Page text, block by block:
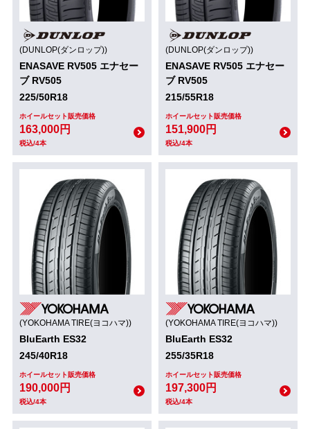
(DUNLOP(ダンロップ))
ENASAVE RV505 エナセー
ブ RV505
225/50R18
ホイールセット販売価格
163,000円
税込/4本
(DUNLOP(ダンロップ))
ENASAVE RV505 エナセー
ブ RV505
215/55R18
ホイールセット販売価格
151,900円
税込/4本
(YOKOHAMA TIRE(ヨコハマ))
BluEarth ES32
245/40R18
ホイールセット販売価格
190,000円
税込/4本
(YOKOHAMA TIRE(ヨコハマ))
BluEarth ES32
255/35R18
ホイールセット販売価格
197,300円
税込/4本